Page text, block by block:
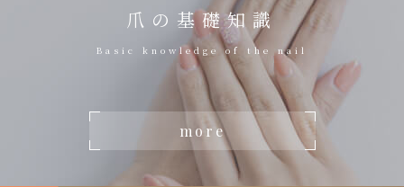
爪の基礎知識
Basic knowledge of the nail
more